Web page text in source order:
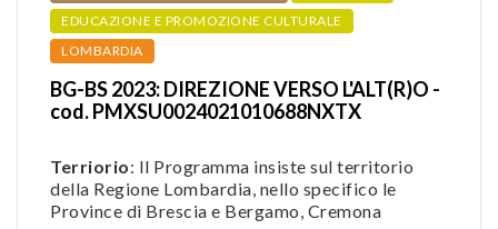
EDUCAZIONE E PROMOZIONE CULTURALE
LOMBARDIA
BG-BS 2023: DIREZIONE VERSO L'ALT(R)O -
cod. PMXSU0024021010688NXTX
Terriorio: Il Programma insiste sul territorio
della Regione Lombardia, nello specifico le
Province di Brescia e Bergamo, Cremona